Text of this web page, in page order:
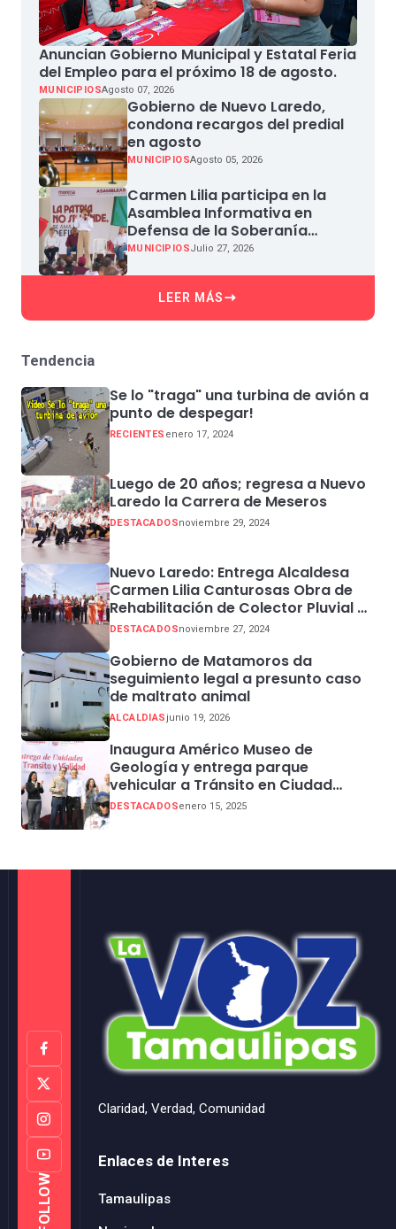
Anuncian Gobierno Municipal y Estatal Feria
del Empleo para el próximo 18 de agosto.
MUNICIPIOSAgosto 07, 2026
Gobierno de Nuevo Laredo,
condona recargos del predial
en agosto
MUNICIPIOSAgosto 05, 2026
Carmen Lilia participa en la
Asamblea Informativa en
Defensa de la Soberanía
Nacional en Miguel Aleman
MUNICIPIOSJulio 27, 2026
LEER MÁS
Tendencia
Se lo "traga" una turbina de avión a
punto de despegar!
RECIENTES enero 17, 2024
Luego de 20 años; regresa a Nuevo
Laredo la Carrera de Meseros
DESTACADOSnoviembre 29, 2024
Nuevo Laredo: Entrega Alcaldesa
Carmen Lilia Canturosas Obra de
Rehabilitación de Colector Pluvial en
Sector Centro
DESTACADOSnoviembre 27, 2024
Gobierno de Matamoros da
seguimiento legal a presunto caso
de maltrato animal
ALCALDIASjunio 19, 2026
Inaugura Américo Museo de
Geología y entrega parque
vehicular a Tránsito en Ciudad
Madero
DESTACADOSenero 15, 2025
FOLLOW
Claridad, Verdad, Comunidad
Enlaces de Interes
Tamaulipas